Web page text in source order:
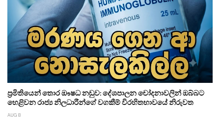
ප්‍රමිතියෙන් තොර ඖෂධ නඩුව: දේශපාලන චෝදනාවලින් ඔබ්බට
හෙළිවන රාජ්‍ය නිලධාරීන්ගේ වගකීම් විරහිතභාවයේ නිරුවත
AUG 8